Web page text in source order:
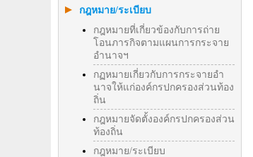
กฎหมาย/ระเบียบ
กฎหมายที่เกี่ยวข้องกับการถ่าย
โอนภารกิจตามแผนการกระจาย
อำนาจฯ
กฏหมายเกี่ยวกับการกระจายอำ
นาจให้แก่องค์กรปกครองส่วนท้อง
ถิ่น
กฎหมายจัดตั้งองค์กรปกครองส่วน
ท้องถิ่น
กฎหมาย/ระเบียบ